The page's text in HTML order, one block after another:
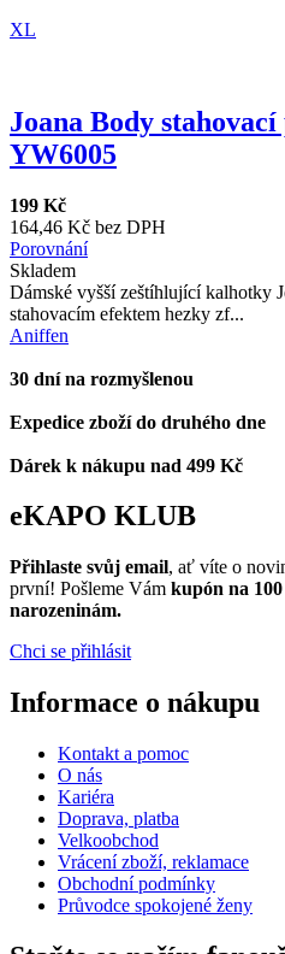
XL
Joana Body
YW6005
199 Kč
164,46 Kč bez DPH
Porovnání
Skladem
Dámské vyšší zeštíhlující kalhotky
stahovacím efektem hezky zf...
Aniffen
30 dní na rozmyšlenou
Expedice zboží do druhého dne
Dárek k nákupu nad 499 Kč
eKAPO KLUB
Přihlaste svůj email, ať víte o
první! Pošleme Vám kupón na
narozeninám.
Chci se přihlásit
Informace o nákupu
Kontakt a pomoc
O nás
Kariéra
Doprava, platba
Velkoobchod
Vrácení zboží, reklamace
Obchodní podmínky
Průvodce spokojené ženy